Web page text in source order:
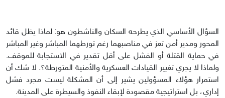
السؤال الأساسي الذي يطرحه السكان والناشطون هو: لماذا يظل قائد
المحور ومدير أمن تعز في مناصبهما رغم تورطهما المباشر وغير المباشر
في حماية القتلة أو الفشل على أقل تقدير في الاستجابة للموقف.
ولماذا لا يجري تغيير القيادات العسكرية والأمنية المتورطة؟. لا شك أن
استمرار هؤلاء المسؤولين يشير إلى أن المشكلة ليست مجرد فشل
إداري، بل استراتيجية مقصودة لإبقاء النفوذ والسيطرة على المدينة.